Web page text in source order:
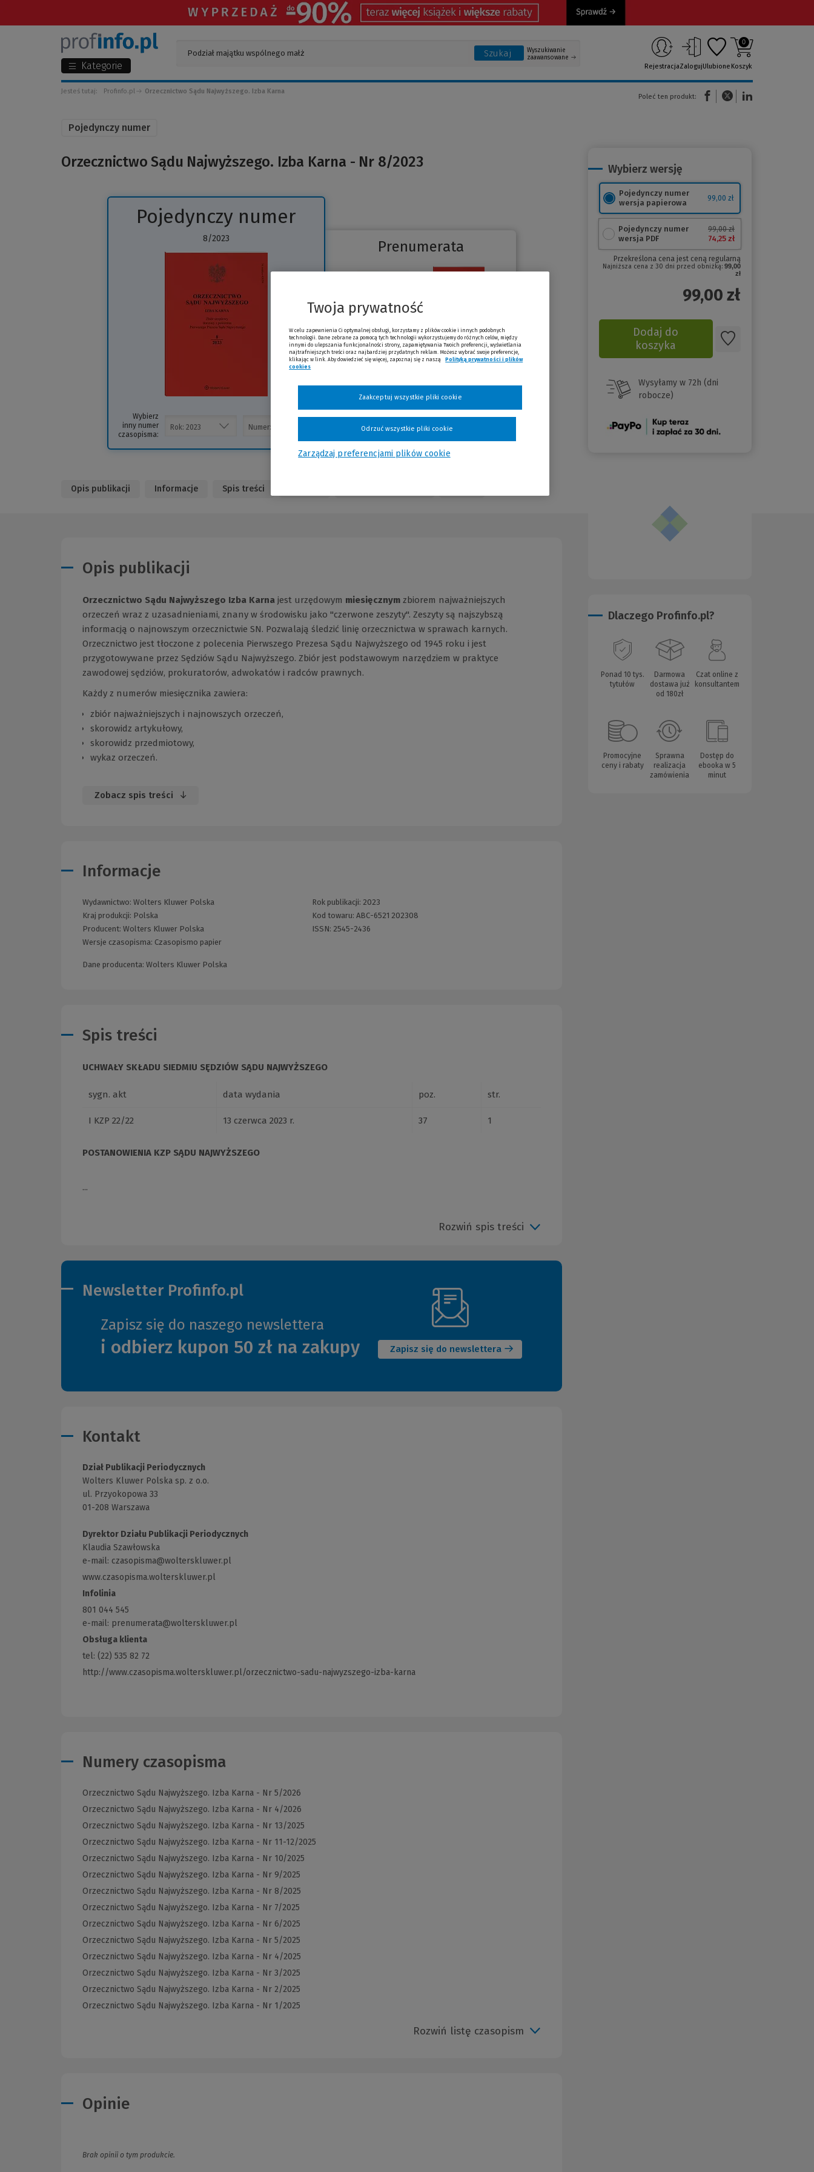
Kategorie
Szukaj
Wyszukiwanie
zaawansowane
RejestracjaZalogujUlubione
0
Koszyk
Jesteś tutaj: Profinfo.pl Orzecznictwo Sądu Najwyższego. Izba Karna
Poleć ten produkt:
(Nowe okno)(Link do innej strony)
Pojedynczy numer
Orzecznictwo Sądu Najwyższego. Izba Karna - Nr 8/2023
Pojedynczy numer
8/2023
Wybierz
inny numer
czasopisma:
Prenumerata
Sprawdź
Opis publikacji Informacje Spis treści
Opis publikacji
Orzecznictwo Sądu Najwyższego Izba Karna jest urzędowym miesięcznym zbiorem najważniejszych
orzeczeń wraz z uzasadnieniami, znany w środowisku jako "czerwone zeszyty". Zeszyty są najszybszą
informacją o najnowszym orzecznictwie SN. Pozwalają śledzić linię orzecznictwa w sprawach karnych.
Orzecznictwo jest tłoczone z polecenia Pierwszego Prezesa Sądu Najwyższego od 1945 roku i jest
przygotowywane przez Sędziów Sądu Najwyższego. Zbiór jest podstawowym narzędziem w praktyce
zawodowej sędziów, prokuratorów, adwokatów i radców prawnych.
Każdy z numerów miesięcznika zawiera:
zbiór najważniejszych i najnowszych orzeczeń,
skorowidz artykułowy,
skorowidz przedmiotowy,
wykaz orzeczeń.
Zobacz spis treści
Informacje
Wydawnictwo: Wolters Kluwer Polska
Kraj produkcji: Polska
Producent: Wolters Kluwer Polska
Wersje czasopisma: Czasopismo papier
Rok publikacji: 2023
Kod towaru: ABC-6521 202308
ISSN: 2545-2436
Dane producenta: Wolters Kluwer Polska
Spis treści
UCHWAŁY SKŁADU SIEDMIU SĘDZIÓW SĄDU NAJWYŻSZEGO
sygn. akt data wydania poz. str.
I KZP 22/22 13 czerwca 2023 r. 37 1
POSTANOWIENIA KZP SĄDU NAJWYŻSZEGO
...
Rozwiń spis treści
Newsletter Profinfo.pl
Zapisz się do naszego newslettera
i odbierz kupon 50 zł na zakupy Zapisz się do newslettera
okno)
Kontakt
Dział Publikacji Periodycznych
Wolters Kluwer Polska sp. z o.o.
ul. Przyokopowa 33
01-208 Warszawa
Dyrektor Działu Publikacji Periodycznych
Klaudia Szawłowska
e-mail: czasopisma@wolterskluwer.pl
www.czasopisma.wolterskluwer.pl
strony)
Infolinia
801 044 545
e-mail: prenumerata@wolterskluwer.pl
Obsługa klienta
tel: (22) 535 82 72
http://www.czasopisma.wolterskluwer.pl/orzecznictwo-sadu-najwyzszego-izba-karna
Numery czasopisma
Orzecznictwo Sądu Najwyższego. Izba Karna - Nr 5/2026
Orzecznictwo Sądu Najwyższego. Izba Karna - Nr 4/2026
Orzecznictwo Sądu Najwyższego. Izba Karna - Nr 13/2025
Orzecznictwo Sądu Najwyższego. Izba Karna - Nr 11-12/2025
Orzecznictwo Sądu Najwyższego. Izba Karna - Nr 10/2025
Orzecznictwo Sądu Najwyższego. Izba Karna - Nr 9/2025
Orzecznictwo Sądu Najwyższego. Izba Karna - Nr 8/2025
Orzecznictwo Sądu Najwyższego. Izba Karna - Nr 7/2025
Orzecznictwo Sądu Najwyższego. Izba Karna - Nr 6/2025
Orzecznictwo Sądu Najwyższego. Izba Karna - Nr 5/2025
Orzecznictwo Sądu Najwyższego. Izba Karna - Nr 4/2025
Orzecznictwo Sądu Najwyższego. Izba Karna - Nr 3/2025
Orzecznictwo Sądu Najwyższego. Izba Karna - Nr 2/2025
Orzecznictwo Sądu Najwyższego. Izba Karna - Nr 1/2025
Rozwiń listę czasopism
Opinie
Brak opinii o tym produkcie.
Wybierz wersję
Pojedynczy numer
wersja papierowa
99,00 zł
Pojedynczy numer
wersja PDF
99,00 zł
74,25 zł
Przekreślona cena jest ceną regularną
Najniższa cena z 30 dni przed obniżką: 99,00
zł
99,00 zł
Dodaj do
koszyka
Wysyłamy w 72h (dni
robocze)
(Nowe
Dlaczego Profinfo.pl?
Ponad 10 tys.
tytułów
Darmowa
dostawa już
od 180zł
Czat online z
konsultantem
Promocyjne
ceny i rabaty
Sprawna
realizacja
zamówienia
Dostęp do
ebooka w 5
minut
Twoja prywatność
W celu zapewnienia Ci optymalnej obsługi, korzystamy z plików cookie i innych podobnych
technologii. Dane zebrane za pomocą tych technologii wykorzystujemy do różnych celów, między
innymi do ulepszania funkcjonalności strony, zapamiętywania Twoich preferencji, wyświetlania
najtrafniejszych treści oraz najbardziej przydatnych reklam. Możesz wybrać swoje preferencje,
klikając w link. Aby dowiedzieć się więcej, zapoznaj się z naszą
Polityką prywatności i plików
cookies
Zarządzaj preferencjami plików cookie
Odrzuć wszystkie pliki cookie
Zaakceptuj wszystkie pliki cookie